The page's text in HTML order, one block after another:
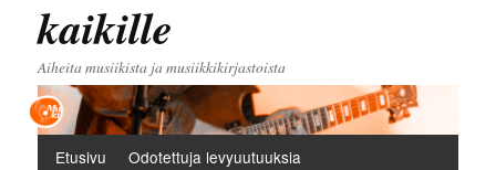
kaikille
Aiheita musiikista ja musiikkikirjastoista
Päävalikko
Etusivu
Odotettuja levyuutuuksia